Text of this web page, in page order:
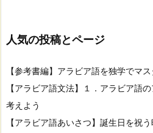
人気の投稿とページ
【参考書編】アラビア語を独学でマ
【アラビア語文法】１．アラビア語
考えよう
【アラビア語あいさつ】誕生日を祝